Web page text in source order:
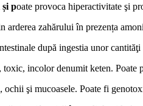
și poate provoca hiperactivitate şi
arderea zahărului în prezența
după ingestia unor cantităţi
incolor denumit keten.
şi mucoasele. Poate fi